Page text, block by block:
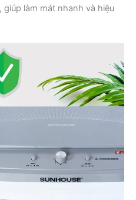
làm mát nhanh và hiệu